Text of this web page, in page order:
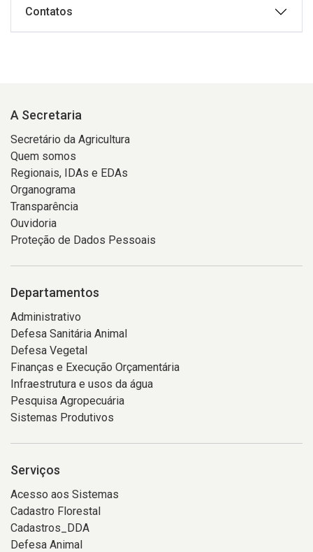
Contatos
A Secretaria
Secretário da Agricultura
Quem somos
Regionais, IDAs e EDAs
Organograma
Transparência
Ouvidoria
Proteção de Dados Pessoais
Departamentos
Administrativo
Defesa Sanitária Animal
Defesa Vegetal
Finanças e Execução Orçamentária
Infraestrutura e usos da água
Pesquisa Agropecuária
Sistemas Produtivos
Serviços
Acesso aos Sistemas
Cadastro Florestal
Cadastros_DDA
Defesa Animal